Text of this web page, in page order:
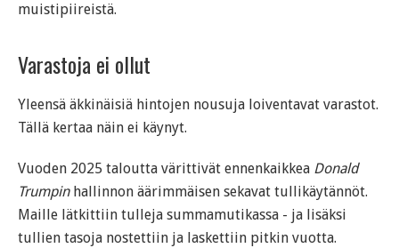
muistipiireistä.
Varastoja ei ollut
Yleensä äkkinäisiä hintojen nousuja loiventavat varastot.
Tällä kertaa näin ei käynyt.
Vuoden 2025 taloutta värittivät ennenkaikkea Donald
Trumpinhallinnon äärimmäisen sekavat tullikäytännöt.
Maille lätkittiin tulleja summamutikassa - ja lisäksi
tullien tasoja nostettiin ja laskettiin pitkin vuotta.